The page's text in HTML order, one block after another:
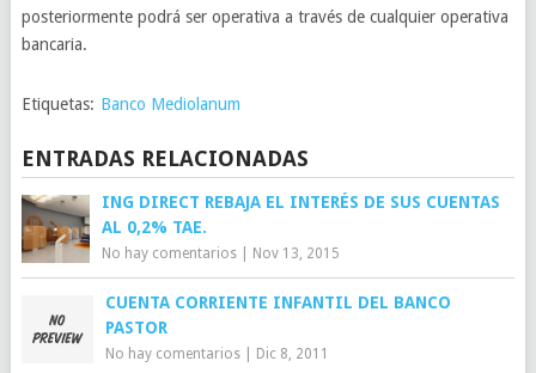
posteriormente podrá ser operativa a través de cualquier operativa
bancaria.
Etiquetas: Banco Mediolanum
ENTRADAS RELACIONADAS
ING DIRECT REBAJA EL INTERÉS DE SUS CUENTAS
AL 0,2% TAE.
No hay comentarios| Nov 13, 2015
CUENTA CORRIENTE INFANTIL DEL BANCO
PASTOR
No hay comentarios| Dic 8, 2011